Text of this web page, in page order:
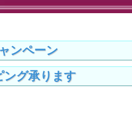
ンペーン
ング承ります